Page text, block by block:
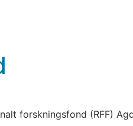
forskningsfond (RFF)